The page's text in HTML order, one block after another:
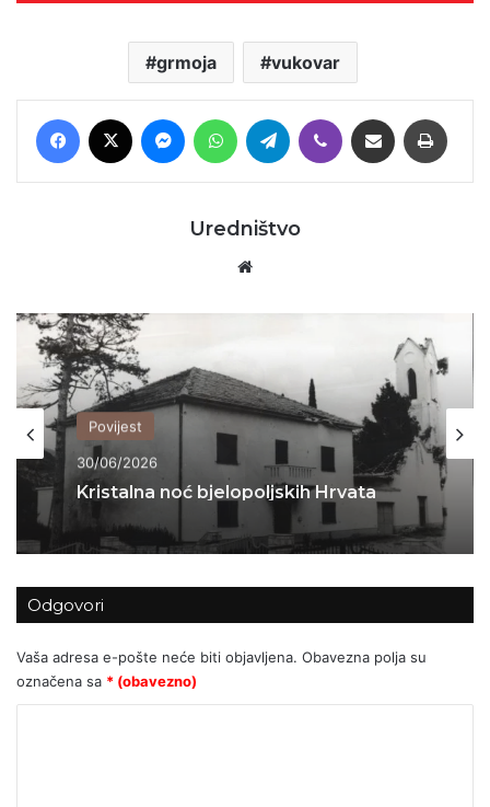
grmoja vukovar
Facebook MessengerWhatsAppTelegram Viber Podijeli putem E-maila
Uredništvo
Domovina
25/06/2026
Brutalan govor Troskota koji je
istinom pokosio HDZ-ovce i ljevicu za
Odgovori
Vaša adresa e-pošte neće biti objavljena. Obavezna polja su
označena sa * (obavezno)